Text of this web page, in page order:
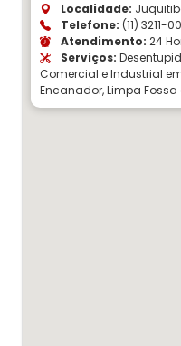
Localidade:
Telefone: (11) 3211-
Atendimento: 24
Serviços:
Comercial e Industrial
Encanador, Limpa